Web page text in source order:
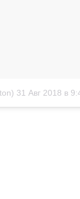
31 Авг 2018 в